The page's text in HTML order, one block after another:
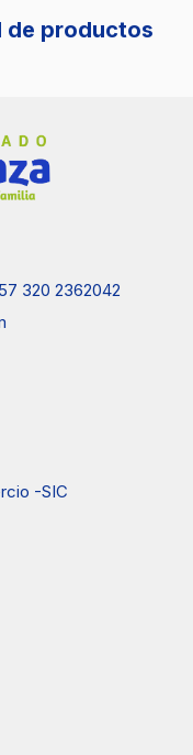
de productos
320 2362042
-SIC